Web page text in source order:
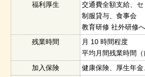
福利厚生
交通費全額支給、
制服貸与、食事会
教育研修 社外研修
残業時間
月 10 時間程度
平均月間残業時間
加入保険
健康保険、厚生年